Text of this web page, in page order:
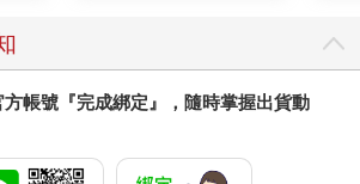
約束，將不是高舉火炬的遊行民眾，而是
是出色的文體家（stylist）。他談論另一位
比馬（horse）有更多的創意。我指的不是
帳號『完成綁定』，隨時掌握出貨動